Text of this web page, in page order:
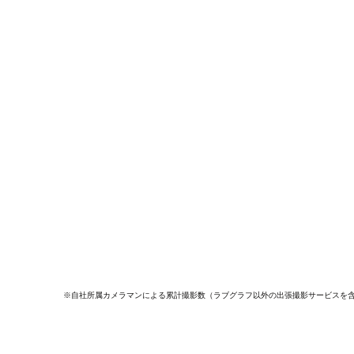
※自社所属カメラマンによる累計撮影数（ラブグラフ以外の出張撮影サービスを